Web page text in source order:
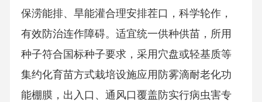
保涝能排、旱能灌合理安排茬口，科学轮作，
有效防治连作障碍。适宜统一供种供苗，所用
种子符合国标种子要求，采用穴盘或轻基质等
集约化育苗方式栽培设施应用防雾滴耐老化功
能棚膜，出入口、通风口覆盖防实行病虫害专